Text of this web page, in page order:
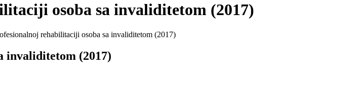
osoba sa invaliditetom (2017)
rehabilitaciji osoba sa invaliditetom (2017)
invaliditetom (2017)